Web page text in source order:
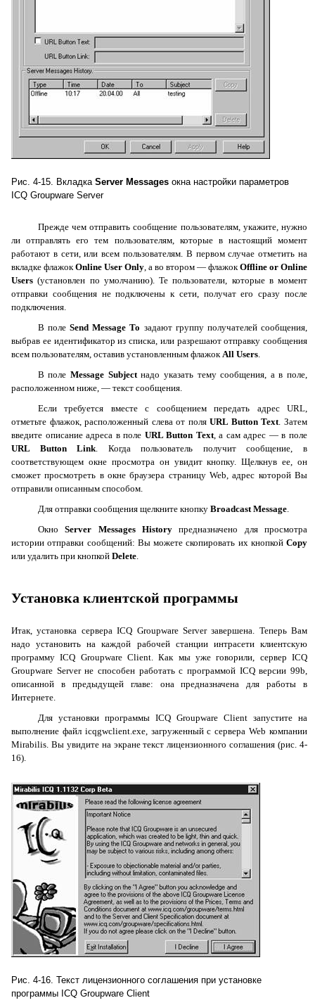
Рис. 4-15. Вкладка Server Messages окна настройки параметров
ICQ Groupware Server
Прежде чем отправить сообщение пользователям, укажите, нужно
ли отправлять его тем пользователям, которые в настоящий момент
работают в сети, или всем пользователям. В первом случае отметить на
вкладке флажокOnline User Only, а во втором — флажокOffline or Online
Users (установлен по умолчанию). Те пользователи, которые в момент
отправки сообщения не подключены к сети, получат его сразу после
подключения.
В полеSend Message To задают группу получателей сообщения,
выбрав ее идентификатор из списка, или разрешают отправку сообщения
всем пользователям, оставив установленным флажокAll Users.
В полеMessage Subject надо указать тему сообщения, а в поле,
расположенном ниже, — текст сообщения.
Если требуется вместе с сообщением передать адрес URL,
отметьте флажок, расположенный слева от поляURL Button Text. Затем
введите описание адреса в поле URL Button Text, а сам адрес — в поле
URL
Button Link. Когда пользователь получит сообщение, в
соответствующем окне просмотра он увидит кнопку. Щелкнув ее, он
сможет просмотреть в окне браузера страницу Web, адрес которой Вы
отправили описанным способом.
Для отправки сообщения щелкните кнопку Broadcast Message.
ОкноServer Messages History
предназначено для просмотра
истории отправки сообщений: Вы можете скопировать их кнопкой Copy
или удалить при кнопкой Delete.
Установка клиентской программы
Итак, установка сервераICQ Groupware Serverзавершена. Теперь Вам
надо установить на каждой рабочей станции интрасети клиентскую
программуICQ Groupware Client. Как мы уже говорили, серверICQ
Groupware Server не способен работать с программой ICQверсии 99b,
описанной в предыдущей главе: она предназначена для работы в
Интернете.
Для установки программы ICQ Groupware Client запустите на
выполнение файл icqgwclient.exe, загруженный с сервераWeb компании
Mirabilis. Вы увидите на экране текст лицензионного соглашения (рис. 4-
16).
Рис. 4-16. Текст лицензионного соглашения при установке
программы ICQ Groupware Client